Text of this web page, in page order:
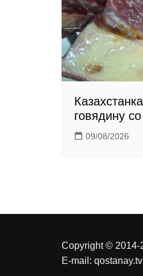
k
i
говядину
09/08/2026
Copyright © 2014-
E-mail: